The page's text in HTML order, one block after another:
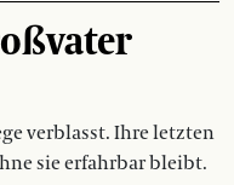
verblasst. Ihre letzten
sie erfahrbar bleibt.